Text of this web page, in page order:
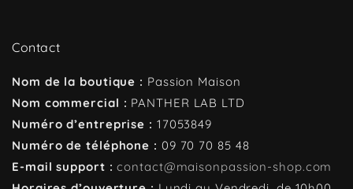
Contact
Nom de la boutique : Passion Maison
Nom commercial : PANTHER LAB LTD
Numéro d’entreprise : 17053849
Numéro de téléphone : 09 70 70 85 48
E-mail support :contact@maisonpassion-shop.com